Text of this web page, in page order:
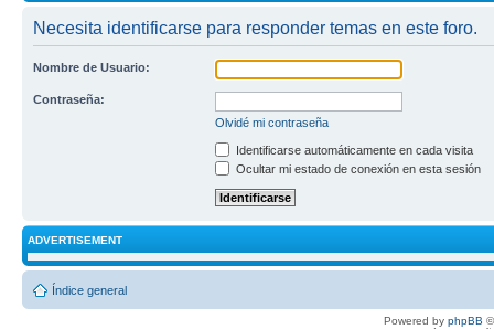
Necesita identificarse para responder temas en este foro.
Nombre de Usuario:
Contraseña:
Olvidé mi contraseña
Identificarse automáticamente en cada visita
Ocultar mi estado de conexión en esta sesión
ADVERTISEMENT
Índice general
Powered by phpBB